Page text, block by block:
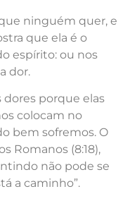
ninguém quer, e
que ela é o
espírito: ou nos
dor.
dores porque elas
colocam no
bem sofremos. O
Romanos (8:18),
não pode se
a caminho”.